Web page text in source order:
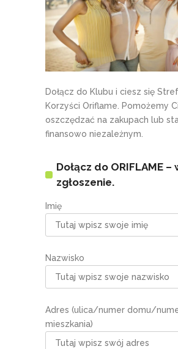
Dołącz do Klubu i ciesz się
Korzyści Oriflame. Pomożemy Ci
oszczędzać na zakupach lub
finansowo niezależnym.
Dołącz do ORIFLAME –
zgłoszenie.
Imię
Nazwisko
Adres (ulica/numer domu/
mieszkania)